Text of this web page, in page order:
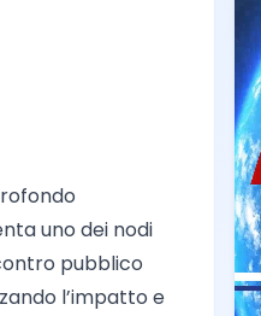
uno dei nodi
pubblico
l’impatto e